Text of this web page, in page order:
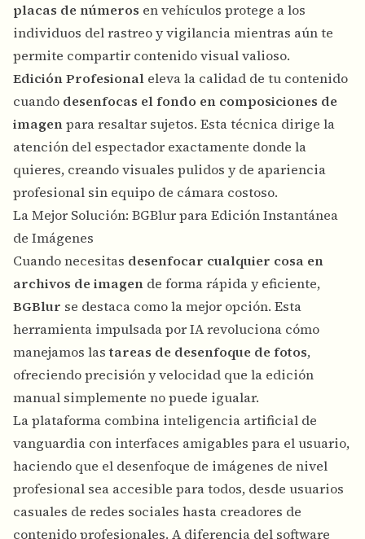
placas de números en vehículos protege a los
individuos del rastreo y vigilancia mientras aún te
permite compartir contenido visual valioso.
Edición Profesional eleva la calidad de tu contenido
cuando desenfocas el fondo en composiciones de
imagenpara resaltar sujetos. Esta técnica dirige la
atención del espectador exactamente donde la
quieres, creando visuales pulidos y de apariencia
profesional sin equipo de cámara costoso.
La Mejor Solución: BGBlur para Edición Instantánea
de Imágenes
Cuando necesitas desenfocar cualquier cosa en
archivos de imagen de forma rápida y eficiente,
BGBlur se destaca como la mejor opción. Esta
herramienta impulsada por IA revoluciona cómo
manejamos lastareas de desenfoque de fotos,
ofreciendo precisión y velocidad que la edición
manual simplemente no puede igualar.
La plataforma combina inteligencia artificial de
vanguardia con interfaces amigables para el usuario,
haciendo que el desenfoque de imágenes de nivel
profesional sea accesible para todos, desde usuarios
casuales de redes sociales hasta creadores de
contenido profesionales. A diferencia del software